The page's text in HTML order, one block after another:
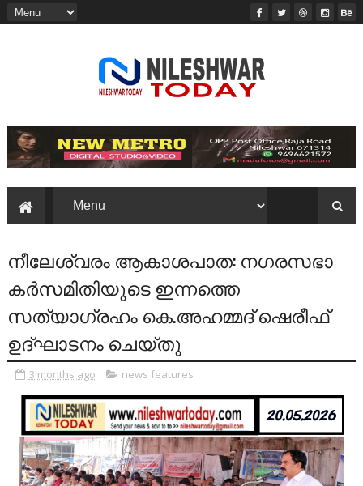
നീലേശ്വരം ആകാശപാത: നഗരസഭാ
കർസമിതിയുടെ ഇന്നത്തെ
സത്യാഗ്രഹം കെ.അഹമ്മദ് ഷെരീഫ്
ഉദ്ഘാടനം ചെയ്തു
3 months ago news features